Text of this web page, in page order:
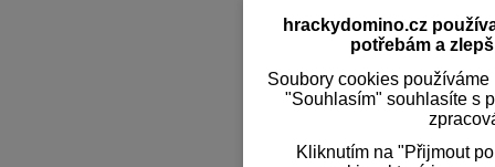
hrackydomino.cz
potřebám a
Soubory cookies
"Souhlasím" souhlasíte s
Kliknutím na "Přijmout